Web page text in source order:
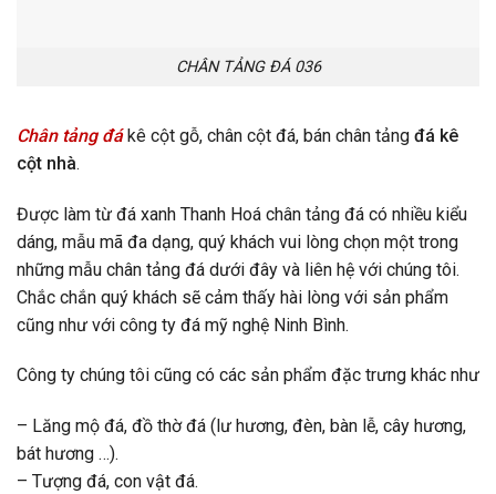
CHÂN TẢNG ĐÁ 036
Chân tảng đákê cột gỗ, chân cột đá, bán chân tảng đá kê
cột nhà.
Được làm từ đá xanh Thanh Hoá chân tảng đá có nhiều kiểu
dáng, mẫu mã đa dạng, quý khách vui lòng chọn một trong
những mẫu chân tảng đá dưới đây và liên hệ với chúng tôi.
Chắc chắn quý khách sẽ cảm thấy hài lòng với sản phẩm
cũng như với công ty đá mỹ nghệ Ninh Bình.
Công ty chúng tôi cũng có các sản phẩm đặc trưng khác như
– Lăng mộ đá, đồ thờ đá (lư hương, đèn, bàn lễ, cây hương,
bát hương …).
– Tượng đá, con vật đá.